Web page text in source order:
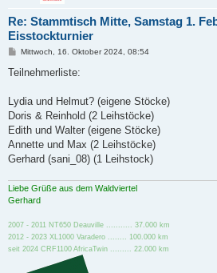
Re: Stammtisch Mitte, Samstag 1.
Eisstockturnier
B
i
a
Mittwoch, 16. Oktober 2024, 08:54
Teilnehmerliste:
Lydia und Helmut? (eigene Stöcke)
Doris & Reinhold (2 Leihstöcke)
Edith und Walter (eigene Stöcke)
Annette und Max (2 Leihstöcke)
Gerhard (sani_08) (1 Leihstock)
Liebe Grüße aus dem Waldviertel
Gerhard
2007 - 2011 NT650 Deauville ........... 37.000 km
2012 - 2023 XL1000 Varadero ........ 100.000 km
seit 2024 CRF1100 AfricaTwin ......... 22.000 km